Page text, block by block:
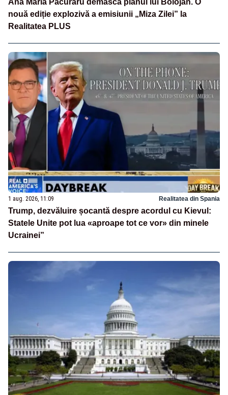
nouă ediție explozivă a emisiunii „Miza Zilei” la
Realitatea PLUS
1 aug. 2026, 11:09 Realitatea din Spania
Trump, dezvăluire șocantă despre acordul cu Kievul:
Statele Unite pot lua «aproape tot ce vor» din minele
Ucrainei”